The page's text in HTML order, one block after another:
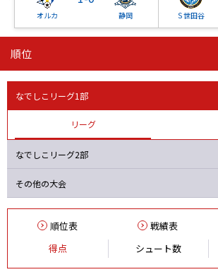
オルカ 静岡 Ｓ世田谷
鴨陸
1-
順位
なでしこリーグ1部
リーグ
なでしこリーグ2部
その他の大会
順位表 戦績表
得点
シュート数